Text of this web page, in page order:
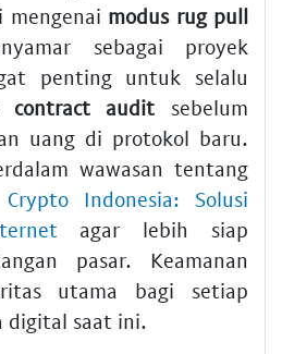
mengenai modus rug pull
sebagai proyek
penting untuk selalu
contract audit sebelum
uang di protokol baru.
wawasan tentang
Indonesia: Solusi
agar lebih siap
pasar. Keamanan
utama bagi setiap
digital saat ini.